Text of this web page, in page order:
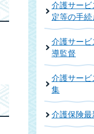
介護サー
定等の手
介護サー
導監督
介護サー
集
介護保険最